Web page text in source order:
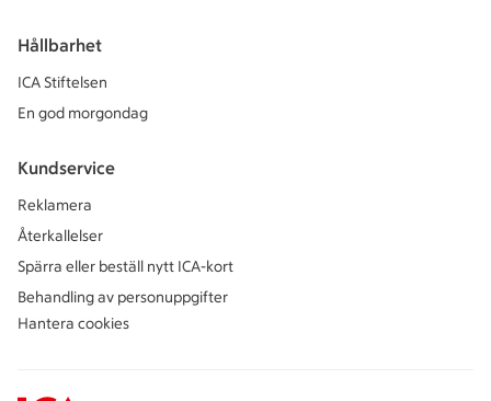
Hållbarhet
ICA Stiftelsen
En god morgondag
Kundservice
Reklamera
Återkallelser
Spärra eller beställ nytt ICA-kort
Behandling av personuppgifter
Hantera cookies